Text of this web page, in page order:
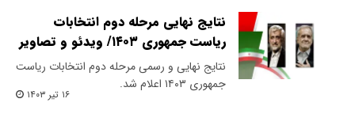
نتایج نهایی مرحله دوم انتخابات
ریاست جمهوری ۱۴۰۳/ ویدئو و تصاویر
نتایج نهایی و رسمی مرحله دوم انتخابات ریاست
جمهوری ۱۴۰۳ اعلام شد.
۱۶ تیر ۱۴۰۳